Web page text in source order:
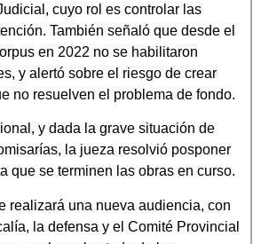
cuyo rol es controlar las
También señaló que desde el
en 2022 no se habilitaron
y alertó sobre el riesgo de crear
no resuelven el problema de fondo.
y dada la grave situación de
la jueza resolvió posponer
que se terminen las obras en curso.
realizará una nueva audiencia, con
la defensa y el Comité Provincial